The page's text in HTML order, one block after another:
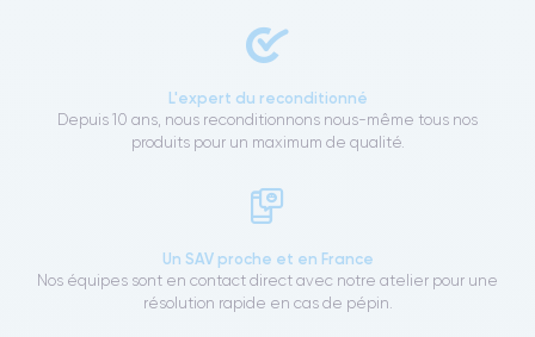
L'expert du reconditionné
Depuis 10 ans, nous reconditionnons nous-même tous nos
produits pour un maximum de qualité.
Un SAV proche et en France
Nos équipes sont en contact direct avec notre atelier pour une
résolution rapide en cas de pépin.